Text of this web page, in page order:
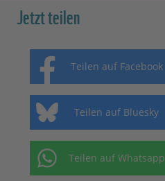
Jetzt teilen
Teilen auf Facebook
Teilen auf Bluesky
Teilen auf Whatsapp